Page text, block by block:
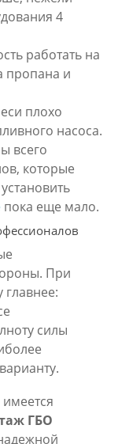
4
работать на
пропана и
плохо
насоса.
всего
которые
пока еще мало.
При
силы
ГБО